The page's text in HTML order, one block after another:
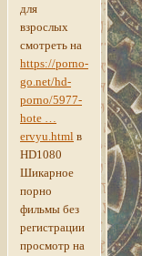
для
взрослых
смотреть на
https://porno-
go.net/hd-
porno/5977-
hote …
ervyu.html в
HD1080
Шикарное
порно
фильмы без
регистрации
просмотр на